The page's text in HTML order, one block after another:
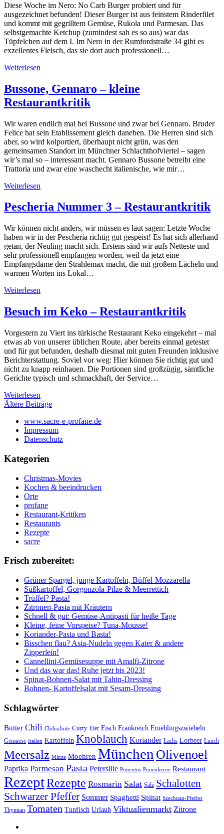
Diese Woche im Nero: No Carb Burger probiert und für
ausgezeichnet befunden! Dieser Burger ist aus feinstem Rinderfilet
und kommt mit gegrilltem Gemüse, Rukola und Parmesan. Das
selbstgemachte Ketchup (zumindest sah es so aus) war das
Tüpfelchen auf dem I. Im Nero in der Rumfordstraße 34 gibt es
exzellentes Fleisch, das sie dort auch professionell…
Weiterlesen
Bussone, Gennaro – kleine
Restaurantkritik
Wir waren endlich mal bei Bussone und zwar bei Gennaro. Bruder
Felice hat sein Etablissement gleich daneben. Die Herren sind sich
aber, so wird kolportiert, überhaupt nicht grün, was den
gemeinsamen Standort im Münchner Schlachthofviertel – sagen
wir’s mal so – interessant macht. Gennaro Bussone betreibt eine
Trattoria und zwar eine waschecht italienische, wie mir…
Weiterlesen
Pescheria Nummer 3 – Restaurantkritik
Wir können nicht anders, wir müssen es laut sagen: Letzte Woche
haben wir in der Pescheria richtig gut gespeist! Es hat sich allerhand
getan, der Neuling macht sich. Erstens sind wir aufs Netteste und
sehr professionell empfangen worden, weil da jetzt eine
Empfangsdame den Strahlemax macht, die mit großem Lächeln und
warmen Worten ins Lokal…
Weiterlesen
Besuch im Keko – Restaurantkritik
Vorgestern zu Viert ins türkische Restaurant Keko eingekehrt – mal
etwas ab von unserer üblichen Route, aber bereits einmal getestet
und für gut befunden, deshalb diesmal mit guten Freunden inklusive
Berichterstattung. Soviel vor weg: Hier können Sie richtig gut und
nicht zu knapp reinhauen. Die Portionen sind großzügig, sämtliche
Gerichte typisch und schmackhaft, der Service…
Weiterlesen
Beitragsnavigation
Ältere Beiträge
www.sacre-e-profane.de
Impressum
Datenschutz
Kategorien
Christmas-Movies
Kochen & beeindrucken
Orte
profane
Restaurant-Kritiken
Restaurants
Rezepte
sacre
Frisch zubereitet:
Grüner Spargel, junge Kartoffeln, Büffel-Mozzarella
Süßkartoffel, Gorgonzola-Pilze & Meerrettich
Trüffel? Pasta!
Zitronen-Pasta mit Kräutern
Schnell & gut: Gemüse-Antipasti für heiße Tage
Kleine, feine Vorspeise? Tuna-Mousse!
Koriander-Pasta und Basta!
Bisschen flau? Asia-Nudeln gegen Kater & andere
Zipperlein!
Cannellini-Gemüsesuppe mit Amalfi-Zitrone
Und das war das! Ruhe jetzt bis 2023!
Spinat-Bohnen-Salat mit Tahin-Dressing
Bohnen- Kartoffelsalat mit Sesam-Dressing
Schlagwörter
Butter Chili Chilischote Curry Eier Fisch Frankreich Fruehlingszwiebeln
Gemuese Italien Kartoffeln Knoblauch Koriander Lachs Lorbeer Lunch
Meersalz Minze Moehren München Olivenoel
Paprika Parmesan Pasta Petersilie Pimentos Pinienkerne Restaurant
RezeptRezepte Rosmarin Salat Salz Schalotten
Schwarzer Pfeffer Sommer Spaghetti Spinat Szechuan-Pfeffer
Thymian Tomaten Tunfisch Urlaub Viktualienmarkt Zitrone